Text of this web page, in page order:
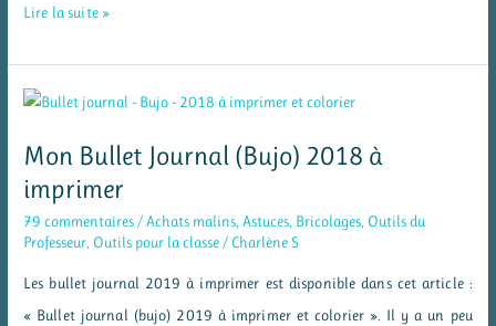
Bullet
2019
imprimer
et
à
Lire la suite »
Mon Bullet Journal (Bujo) 2018 à
imprimer
79 commentaires /Achats malins ,Astuces Bricolages Outils du
Professeur Outils pour la classe / Charlène S
Les bullet journal 2019 à imprimer est disponible dans cet article :
« Bullet journal (bujo) 2019 à imprimer et colorier ». Il y a un peu